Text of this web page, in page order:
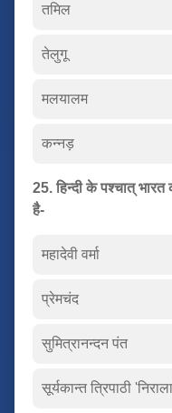
तमिल
तेलुगू
मलयालम
कन्नड़
25. हिन्दी के पश्चात् भारत
है-
महादेवी वर्मा
प्रेमचंद
सुमित्रानन्दन पंत
सूर्यकान्त त्रिपाठी